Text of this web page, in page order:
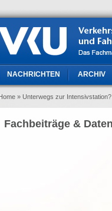
NACHRICHTEN ARCHIV
» Unterwegs zur Intensivstation?
Fachbeiträge &